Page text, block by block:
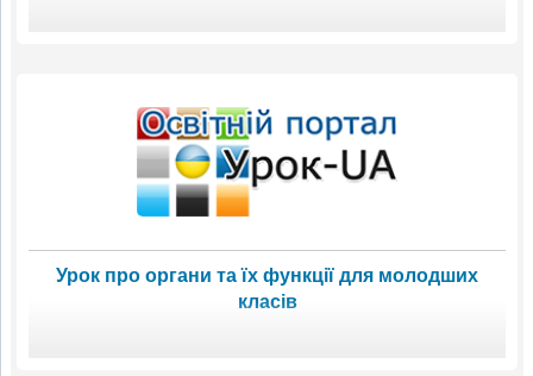
Урок про органи та їх функції для молодших
класів